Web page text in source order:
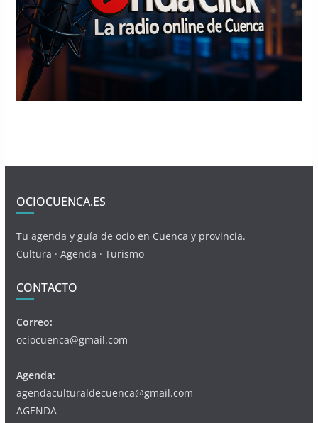
OCIOCUENCA.ES
Tu agenda y guía de ocio en Cuenca y provincia.
Cultura · Agenda · Turismo
CONTACTO
Correo:
ociocuenca@gmail.com
Agenda:
agendaculturaldecuenca@gmail.com
AGENDA